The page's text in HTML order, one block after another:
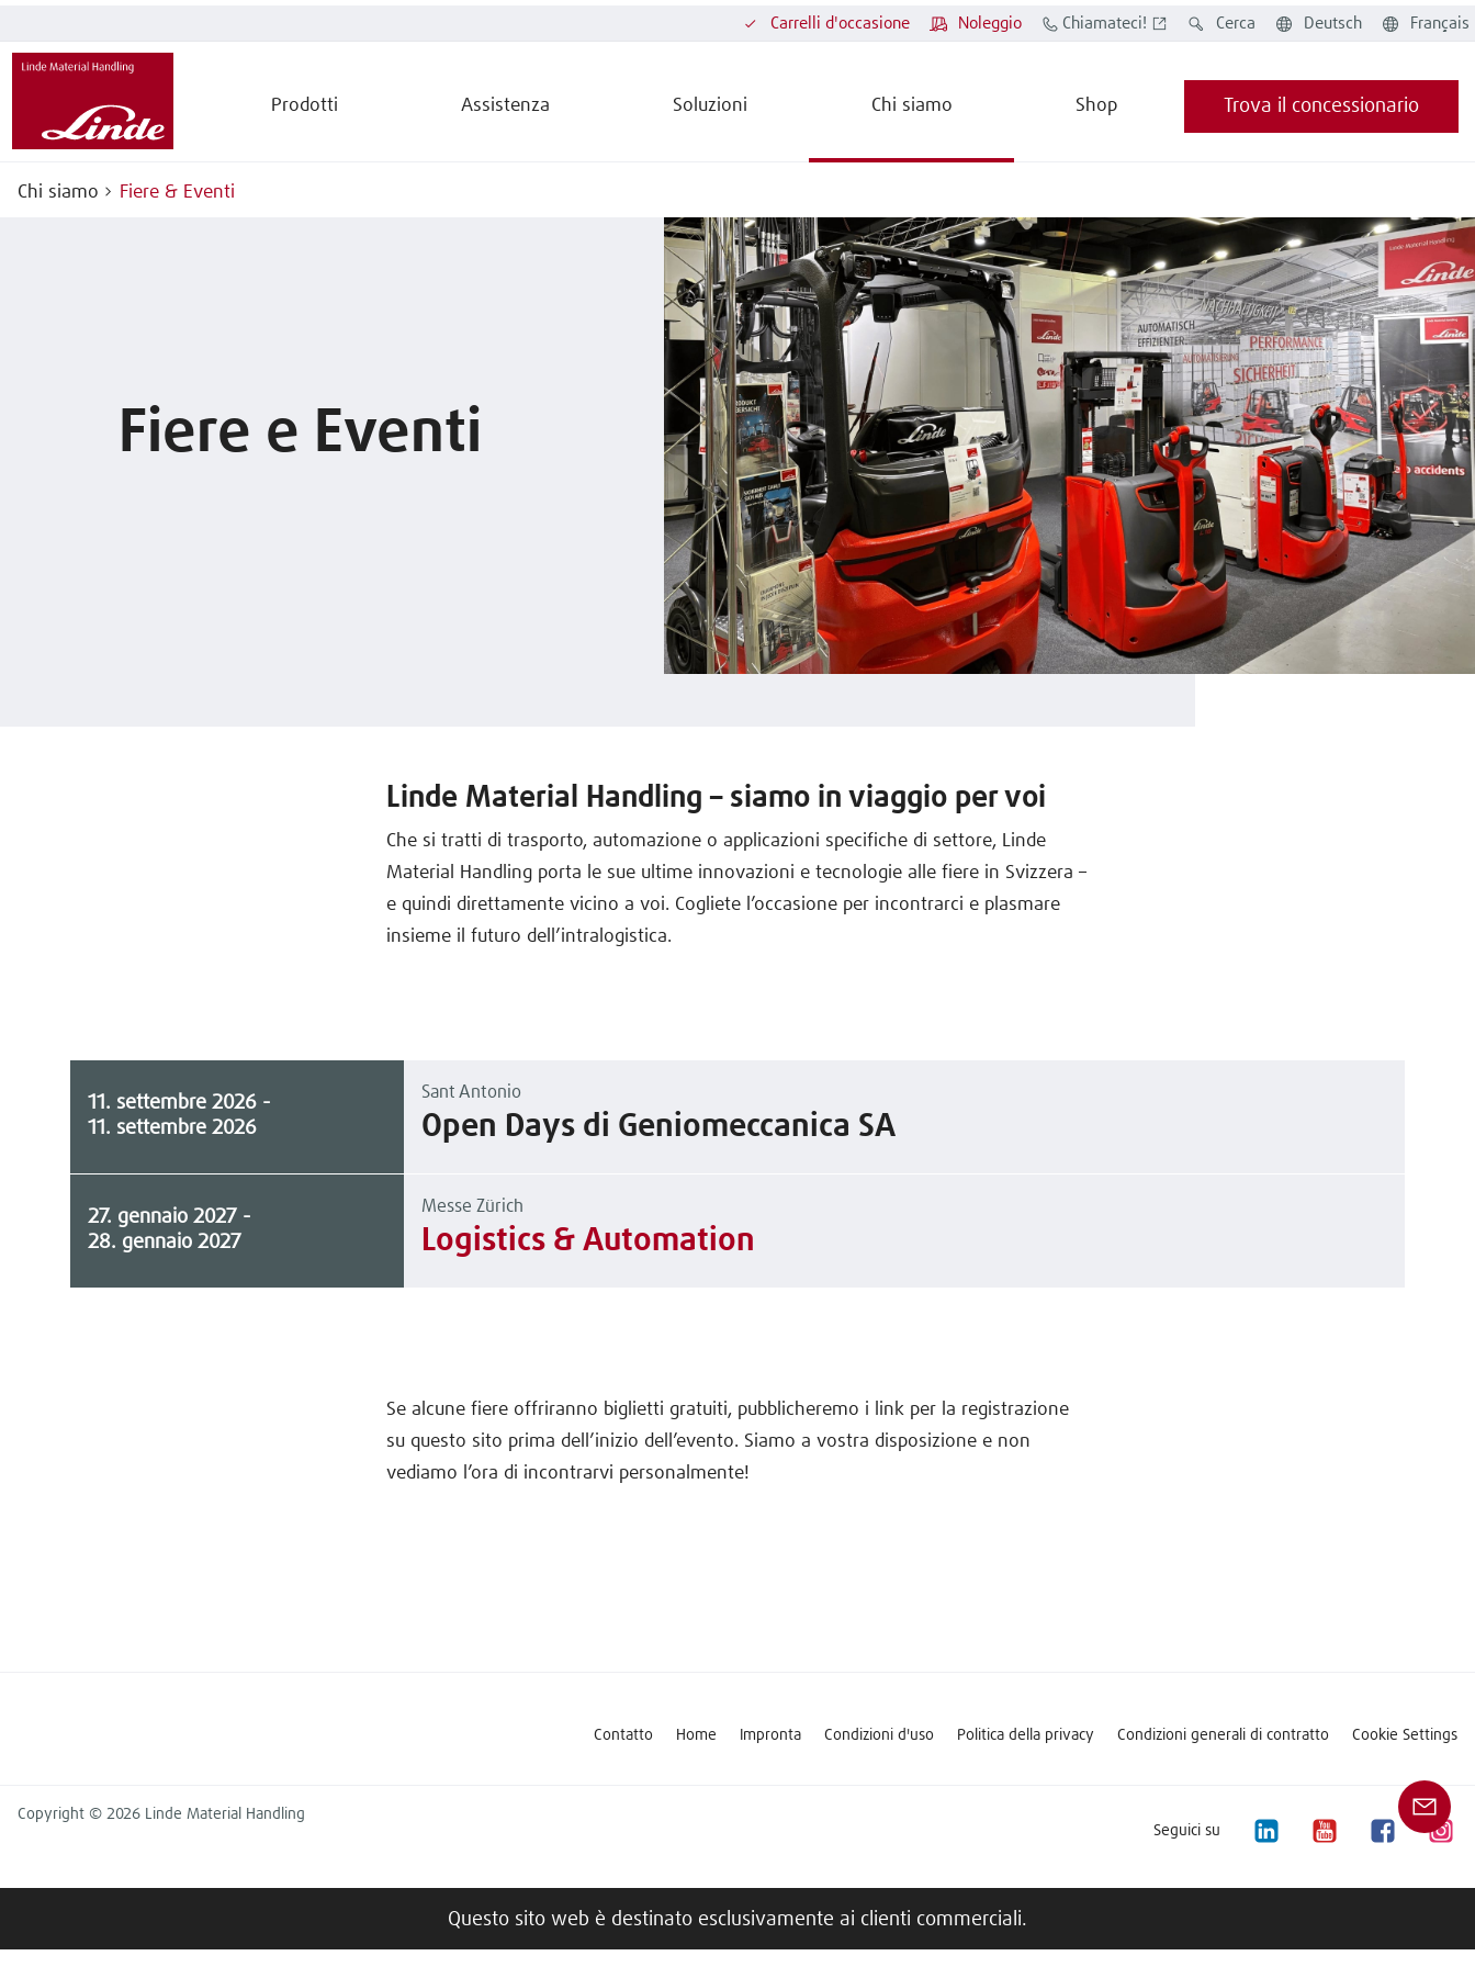
Prodotti Assistenza Soluzioni Chi siamo Shop
Deutsch Français
Cerca
Chiamateci!
Noleggio
Carrelli d'occasione
Trova il concessionario
Chi siamo Fiere & Eventi
Fiere e Eventi
Linde Material Handling – siamo in viaggio per voi
Che si tratti di trasporto, automazione o applicazioni specifiche di settore, Linde
Material Handling porta le sue ultime innovazioni e tecnologie alle fiere in Svizzera –
e quindi direttamente vicino a voi. Cogliete l’occasione per incontrarci e plasmare
insieme il futuro dell’intralogistica.
11. settembre 2026 -
11. settembre 2026
Sant Antonio
Open Days di Geniomeccanica SA
27. gennaio 2027 -
28. gennaio 2027
Messe Zürich
Logistics & Automation
Se alcune fiere offriranno biglietti gratuiti, pubblicheremo i link per la registrazione
su questo sito prima dell’inizio dell’evento. Siamo a vostra disposizione e non
vediamo l’ora di incontrarvi personalmente!
Contatto Home Impronta Condizioni d'uso Politica della privacy Condizioni generali di contratto Cookie Settings
Seguici su
Copyright © 2026 Linde Material Handling
Questo sito web è destinato esclusivamente ai clienti commerciali.